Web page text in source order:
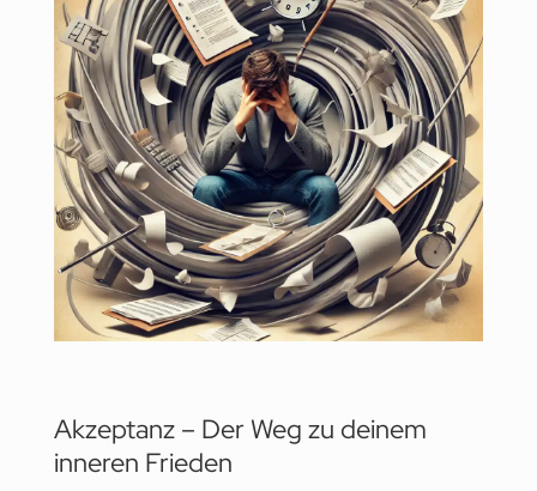
Akzeptanz – Der Weg zu deinem
inneren Frieden